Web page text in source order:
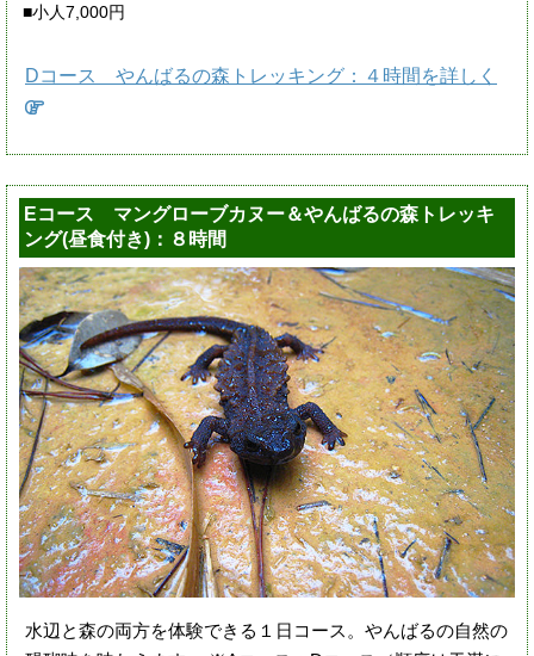
■小人7,000円
Dコース やんばるの森トレッキング：４時間を詳しく
Eコース マングローブカヌー＆やんばるの森トレッキ
ング(昼食付き)：８時間
水辺と森の両方を体験できる１日コース。やんばるの自然の